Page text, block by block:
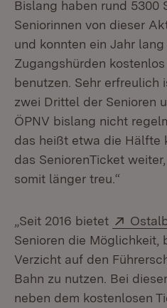
Bislang haben rund 5300
Seniorinnen von dieser
und konnten ein Jahr
Zugangshürden
benutzen. Sehr erfreulich
zwei Drittel der Senioren
ÖPNV bislang nicht
das heißt etwa die Hälfte
das SeniorenTicket
somit länger treu.“
„Seit 2016 bietet
Senioren die Möglichkeit,
Verzicht auf den
Bahn zu nutzen. Bei
neben dem kostenlosen